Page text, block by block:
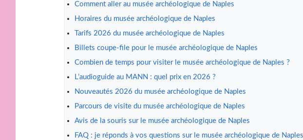
Comment aller au musée archéologique de Naples
Horaires du musée archéologique de Naples
Tarifs 2026 du musée archéologique de Naples
Billets coupe-file pour le musée archéologique de Naples
Combien de temps pour visiter le musée archéologique de Naples ?
L’audioguide au MANN : quel prix en 2026 ?
Nouveautés 2026 du musée archéologique de Naples
Parcours de visite du musée archéologique de Naples
Avis de la souris sur le musée archéologique de Naples
FAQ : je réponds à vos questions sur le musée archéologique de Naples